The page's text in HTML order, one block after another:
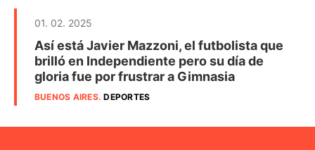
01. 02. 2025
Así está Javier Mazzoni, el futbolista que
brilló en Independiente pero su día de
gloria fue por frustrar a Gimnasia
BUENOS AIRES.DEPORTES